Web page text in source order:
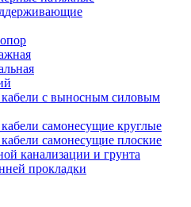
с выносным силовым
самонесущие круглые
самонесущие плоские
канализации и грунта
прокладки